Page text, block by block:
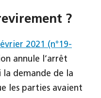
?
2021 (n°19-
annule l’arrêt
la demande de la
les parties avaient